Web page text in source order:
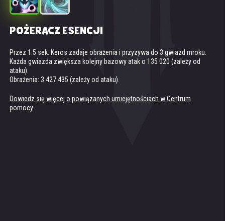
POŻERACZ ESENCJI
Przez 1.5 sek. Keros zadaje obrażenia i przyzywa do 3 gwiazd mroku.
Każda gwiazda zwiększa kolejny bazowy atak o 135 020 (zależy od
ataku).
Obrażenia: 3 427 435 (zależy od ataku).
Dowiedz się więcej o powiązanych umiejętnościach w Centrum
pomocy.
CZARNA DZIURA (TOTEM DUCHA MROKU)
Dostępne, jeśli twoja drużyna ma co najmniej 2 tytanów Mroku na polu
bitwy.
Przywołuje czarną dziurę w centrum drużyny przeciwnika. Wciąga ona
wrogów i zadaje im obrażenia przez 5 sekund. Im dalej wrodzy tytani
Obrażenia przy osobliwości: +2 655 135.